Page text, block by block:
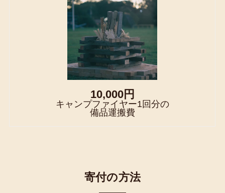
10,000円
キャンプファイヤー1回分の
備品運搬費
寄付の方法